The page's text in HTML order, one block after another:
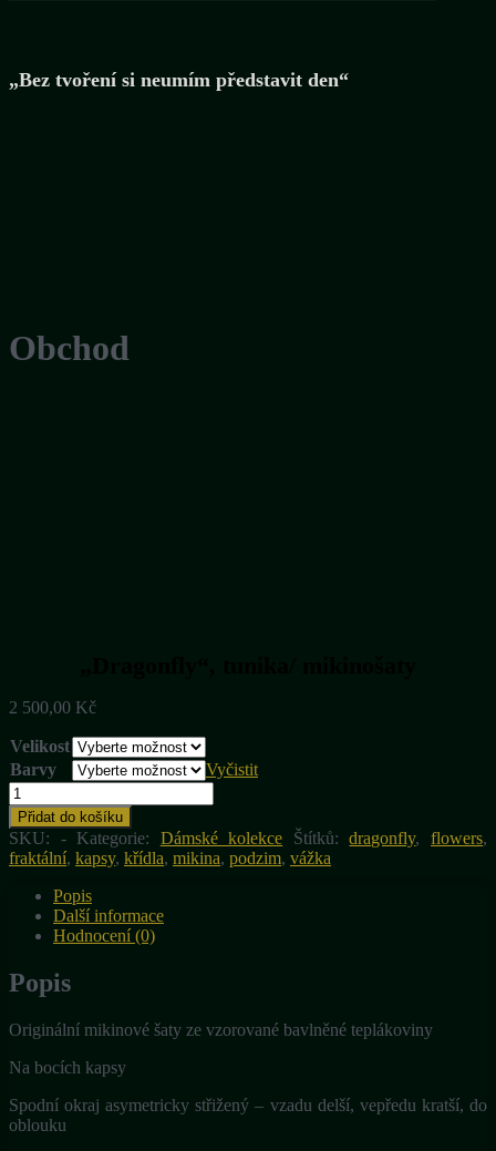
„Bez tvoření si neumím představit den“
Obchod
2 500,00 Kč
Velikost
Barvy
Vyčistit
„Dragonfly“,
tunika/
mikinošaty
množství
Přidat do košíku
SKU: - Kategorie: Dámské kolekce Štítků:dragonfly,flowers,
fraktální, kapsy, křídla, mikina, podzim, vážka
Popis
Další informace
Hodnocení (0)
Popis
Originální mikinové šaty ze vzorované bavlněné teplákoviny
Na bocích kapsy
Spodní okraj asymetricky střižený – vzadu delší, vepředu kratší, do
oblouku